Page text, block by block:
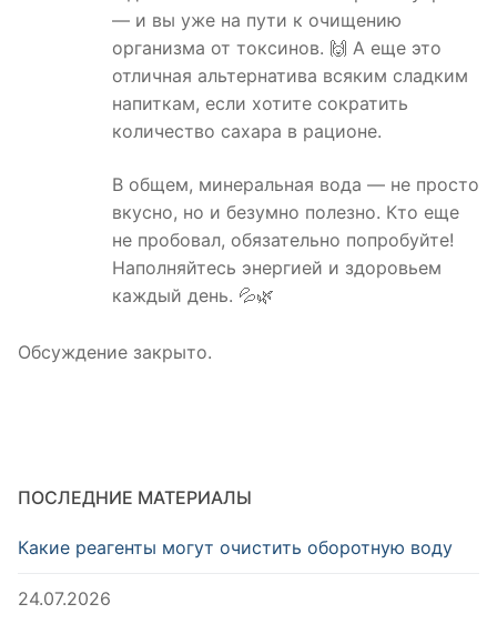
— и вы уже на пути к очищению
организма от токсинов. 🙌 А еще это
отличная альтернатива всяким сладким
напиткам, если хотите сократить
количество сахара в рационе.
В общем, минеральная вода — не просто
вкусно, но и безумно полезно. Кто еще
не пробовал, обязательно попробуйте!
Наполняйтесь энергией и здоровьем
каждый день. 💦🌿
Обсуждение закрыто.
ПОСЛЕДНИЕ МАТЕРИАЛЫ
Какие реагенты могут очистить оборотную воду
24.07.2026